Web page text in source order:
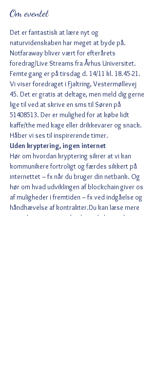
Om eventet
Det er fantastisk at lære nyt og
naturvidenskaben har meget at byde på.
Notfaraway bliver vært for efterårets
foredrag/Live Streams fra Århus Universitet.
Femte gang er på tirsdag d. 14/11 kl. 18.45-21.
Vi viser foredraget i Fjaltring, Vestermøllevej
45. Det er gratis at deltage, men meld dig gerne
lige til ved at skrive en sms til Søren på
51408513. Der er mulighed for at købe lidt
kaffe/the med kage eller drikkevarer og snack.
Håber vi ses til inspirerende timer.
Uden kryptering, ingen internet
Hør om hvordan kryptering sikrer at vi kan
kommunikere fortroligt og færdes sikkert på
internettet – fx når du bruger din netbank. Og
hør om hvad udviklingen af blockchain giver os
af muligheder i fremtiden – fx ved indgåelse og
håndhævelse af kontrakter.Du kan læse mere
og se listen over steder, hvor du kan opleve